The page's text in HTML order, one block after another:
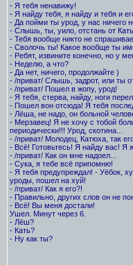
- Я тебя ненавижу!
- Я найду тебя, я найду и тебя и
- Да пойми ты урод, у нас ничего
- Слышь, ты, уило, отстань от
- Тебя вообще никто не
- Сволочь ты! Какое вообще ты
- Ребят, извините конечно, но у
- Неделю, а что?
- Да нет, ничего, продолжайте )
- /приват/ Слышь, задрот, или ты
- /приват/ Пошел в жопу, урод!
- Я тебя, стерва, найду, ноги
- Пошел вон отсюда! Я тебя
- Лёша, не надо, он больной
- Мерзавец! Я не хочу с тобой
периодически!!! Урод, скотина...
- /приват/ Молодец, Катюха, так
- Всё! Готовьтесь! Я найду вас! Я
- /приват/ Как он мне надоел...
- Сука, я тебе всё припомню!
- Я тебя предупреждал! - Уёбок,
уроды, пошел на хуй!
- /приват/ Как я его?!
- Правильно, других слов он не
- Всё! Вы меня достали!
Ушел. Минут через 6.
- Лёш?
- Кать?
- Ну как ты?